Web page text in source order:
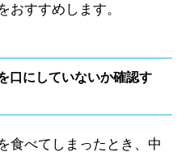
おすすめします。
口にしていないか確認す
食べてしまったとき、中